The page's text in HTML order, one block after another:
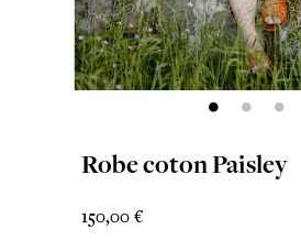
Robe coton Paisley
150,00 €